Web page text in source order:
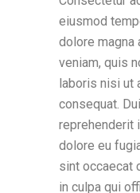
eiusmod
dolore magna
veniam, quis
laboris nisi ut
consequat.
reprehenderit
dolore eu
sint occaecat
in culpa qui